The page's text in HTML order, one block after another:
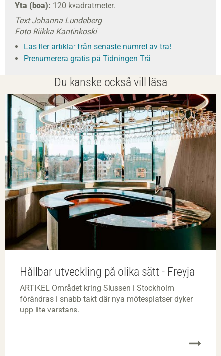
Yta (boa): 120 kvadratmeter.
Text Johanna Lundeberg
Foto Riikka Kantinkoski
Läs fler artiklar från senaste numret av trä!
Prenumerera gratis på Tidningen Trä
Du kanske också vill läsa
Hållbar utveckling på olika sätt - Freyja
ARTIKEL Området kring Slussen i Stockholm
förändras i snabb takt där nya mötesplatser dyker
upp lite varstans.